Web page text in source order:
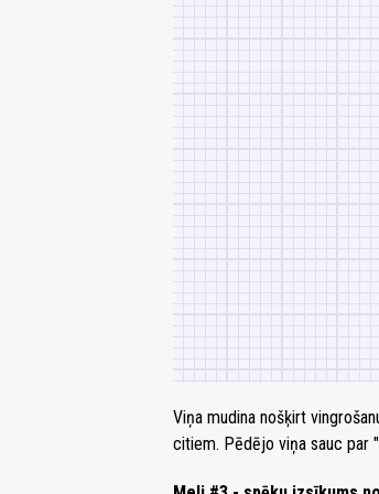
Viņa mudina nošķirt
citiem. Pēdējo viņa sauc par